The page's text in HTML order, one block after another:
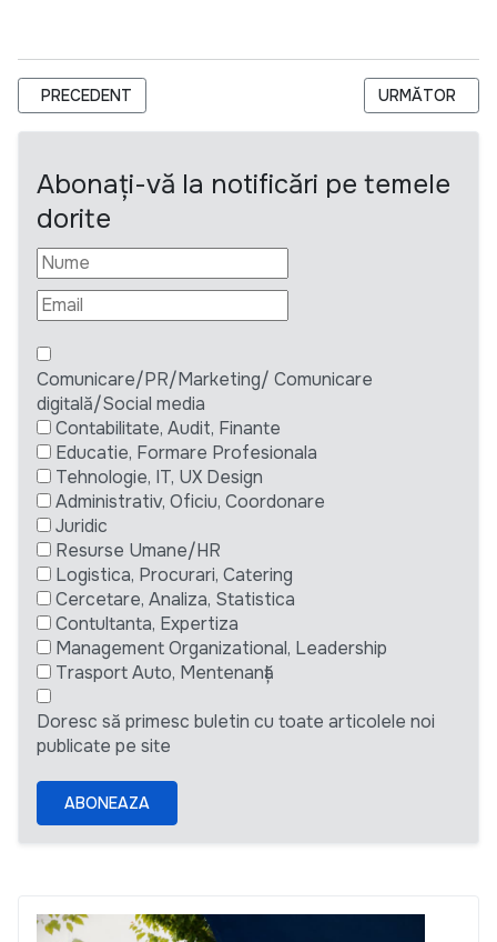
ARTICOL PRECEDENT: ANUNȚ DE SELECTARE A UNEI
PRECEDENT ARTICOLUL
URMĂTOR
Abonați-vă la notificări pe temele
dorite
Comunicare/PR/Marketing/ Comunicare
digitală/Social media
Contabilitate, Audit, Finante
Educatie, Formare Profesionala
Tehnologie, IT, UX Design
Administrativ, Oficiu, Coordonare
Juridic
Resurse Umane/HR
Logistica, Procurari, Catering
Cercetare, Analiza, Statistica
Contultanta, Expertiza
Management Organizational, Leadership
Trasport Auto, Mentenanță
Doresc să primesc buletin cu toate articolele noi
publicate pe site
ABONEAZA